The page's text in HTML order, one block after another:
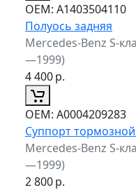
ОЕМ: A1403504110
Полуось задняя
Mercedes-Benz S-
—1999)
4 400р.
ОЕМ: A0004209283
Суппорт
Mercedes-Benz S-
—1999)
2 800р.